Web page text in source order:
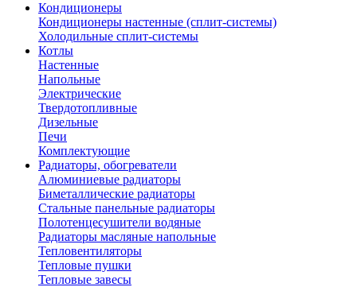
Кондиционеры
Кондиционеры настенные (сплит-системы)
Холодильные сплит-системы
Котлы
Настенные
Напольные
Электрические
Твердотопливные
Дизельные
Печи
Комплектующие
Радиаторы, обогреватели
Алюминиевые радиаторы
Биметаллические радиаторы
Стальные панельные радиаторы
Полотенцесушители водяные
Радиаторы масляные напольные
Тепловентиляторы
Тепловые пушки
Тепловые завесы